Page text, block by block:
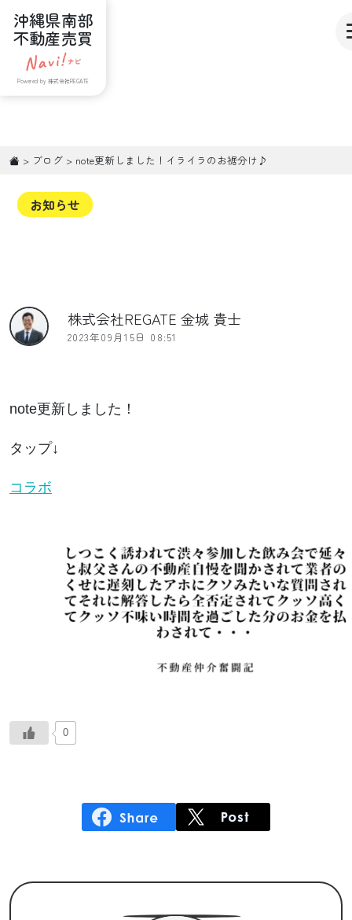
沖縄県南部
不動産売買
Powered by 株式会社REGATE
> ブログ > note更新しました！イライラのお裾分け♪
お知らせ
株式会社REGATE 金城 貴士
2023年09月15日 08:51
note更新しました！
タップ↓
コラボ
0